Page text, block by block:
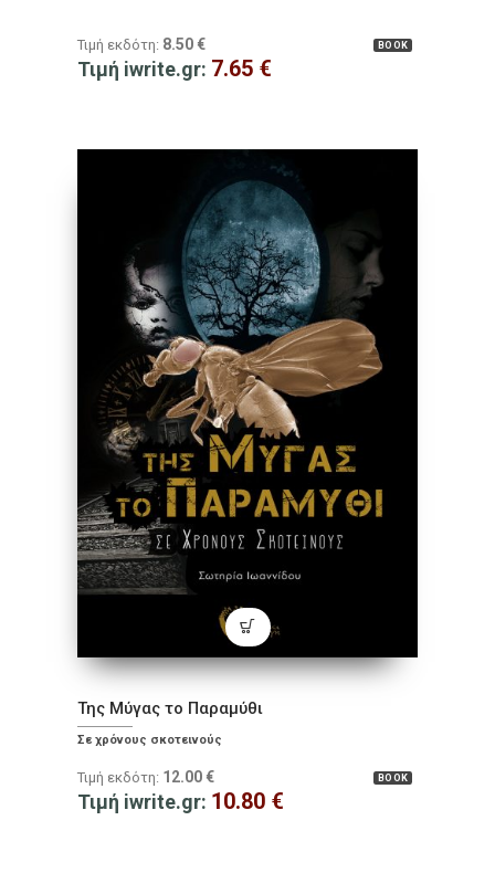
BOOK
Τιμή εκδότη: 8.50 €
Τιμή iwrite.gr: 7.65 €
Της Μύγας το Παραμύθι
Σε χρόνους σκοτεινούς
BOOK
Τιμή εκδότη: 12.00 €
Τιμή iwrite.gr: 10.80 €